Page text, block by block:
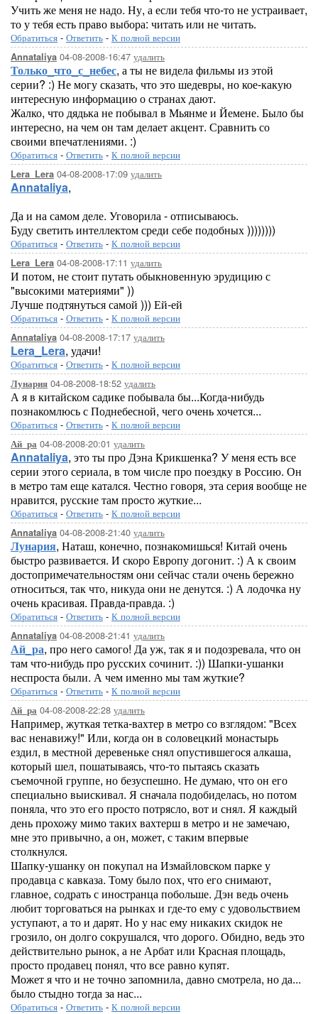
Учить же меня не надо. Ну, а если тебя что-то не устраивает,
то у тебя есть право выбора: читать или не читать.
Обратиться - Ответить - К полной версии
Annataliya 04-08-2008-16:47 удалить
Только_что_с_небес, а ты не видела фильмы из этой
серии? :) Не могу сказать, что это шедевры, но кое-какую
интересную информацию о странах дают.
Жалко, что дядька не побывал в Мьянме и Йемене. Было бы
интересно, на чем он там делает акцент. Сравнить со
своими впечатлениями. :)
Обратиться - Ответить - К полной версии
Lera_Lera 04-08-2008-17:09 удалить
Annataliya,
Да и на самом деле. Уговорила - отписываюсь.
Буду светить интеллектом среди себе подобных ))))))))
Обратиться - Ответить - К полной версии
Lera_Lera 04-08-2008-17:11 удалить
И потом, не стоит путать обыкновенную эрудицию с
"высокими материями" ))
Лучше подтянуться самой ))) Ей-ей
Обратиться - Ответить - К полной версии
Annataliya 04-08-2008-17:17 удалить
Lera_Lera, удачи!
Обратиться - Ответить - К полной версии
Лунария 04-08-2008-18:52 удалить
А я в китайском садике побывала бы...Когда-нибудь
познакомлюсь с Поднебесной, чего очень хочется...
Обратиться - Ответить - К полной версии
Ай_ра 04-08-2008-20:01 удалить
Annataliya, это ты про Дэна Крикшенка? У меня есть все
серии этого сериала, в том числе про поездку в Россию. Он
в метро там еще катался. Честно говоря, эта серия вообще не
нравится, русские там просто жуткие...
Обратиться - Ответить - К полной версии
Annataliya 04-08-2008-21:40 удалить
Лунария, Наташ, конечно, познакомишься! Китай очень
быстро развивается. И скоро Европу догонит. :) А к своим
достопримечательностям они сейчас стали очень бережно
относиться, так что, никуда они не денутся. :) А лодочка ну
очень красивая. Правда-правда. :)
Обратиться - Ответить - К полной версии
Annataliya 04-08-2008-21:41 удалить
Ай_ра, про него самого! Да уж, так я и подозревала, что он
там что-нибудь про русских сочинит. :)) Шапки-ушанки
неспроста были. А чем именно мы там жуткие?
Обратиться - Ответить - К полной версии
Ай_ра 04-08-2008-22:28 удалить
Например, жуткая тетка-вахтер в метро со взглядом: "Всех
вас ненавижу!" Или, когда он в соловецкий монастырь
ездил, в местной деревеньке снял опустившегося алкаша,
который шел, пошатываясь, что-то пытаясь сказать
съемочной группе, но безуспешно. Не думаю, что он его
специально выискивал. Я сначала подобиделась, но потом
поняла, что это его просто потрясло, вот и снял. Я каждый
день прохожу мимо таких вахтерш в метро и не замечаю,
мне это привычно, а он, может, с таким впервые
столкнулся.
Шапку-ушанку он покупал на Измайловском парке у
продавца с кавказа. Тому было пох, что его снимают,
главное, содрать с иностранца побольше. Дэн ведь очень
любит торговаться на рынках и где-то ему с удовольствием
уступают, а то и дарят. Но у нас ему никаких скидок не
грозило, он долго сокрушался, что дорого. Обидно, ведь это
действительно рынок, а не Арбат или Красная площадь,
просто продавец понял, что все равно купят.
Может я что и не точно запомнила, давно смотрела, но да...
было стыдно тогда за нас...
Обратиться - Ответить - К полной версии